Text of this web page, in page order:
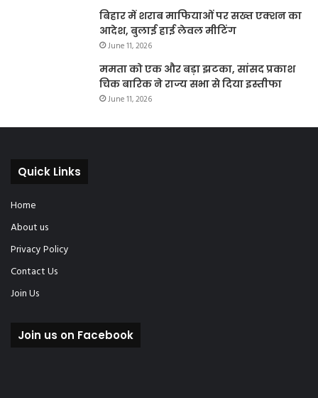
बिहार में शराब माफियाओं पर सख्त एक्शन का
आदेश, बुलाई हाई लेवल मीटिंग
June 11, 2026
ममता को एक और बड़ा झटका, सांसद प्रकाश
चिक बारिक ने राज्य सभा से दिया इस्तीफा
June 11, 2026
Quick Links
Home
About us
Privacy Policy
Contact Us
Join Us
Join us on Facebook